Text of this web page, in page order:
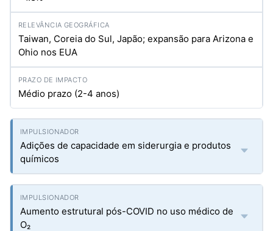
Taiwan, Coreia do Sul, Japão; expansão para Arizona e
Ohio nos EUA
Médio prazo (2-4 anos)
Adições de capacidade em siderurgia e produtos
químicos
Aumento estrutural pós-COVID no uso médico de
O₂